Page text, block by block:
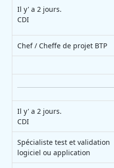
Il y' a 2 jours.
CDI
Chef / Cheffe de projet BTP
Il y' a 2 jours.
CDI
Spécialiste test et validation
logiciel ou application